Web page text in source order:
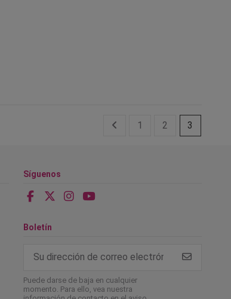
1 2 3
Síguenos
Boletín
Puede darse de baja en cualquier
momento. Para ello, vea nuestra